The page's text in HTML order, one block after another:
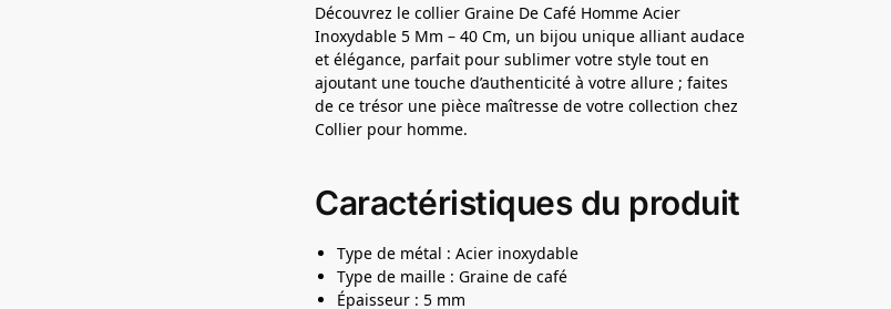
Découvrez le collier Graine De Café Homme Acier
Inoxydable 5 Mm – 40 Cm, un bijou unique alliant audace
et élégance, parfait pour sublimer votre style tout en
ajoutant une touche d’authenticité à votre allure ; faites
de ce trésor une pièce maîtresse de votre collection chez
Collier pour homme.
Caractéristiques du produit
Type de métal : Acier inoxydable
Type de maille : Graine de café
Épaisseur : 5 mm